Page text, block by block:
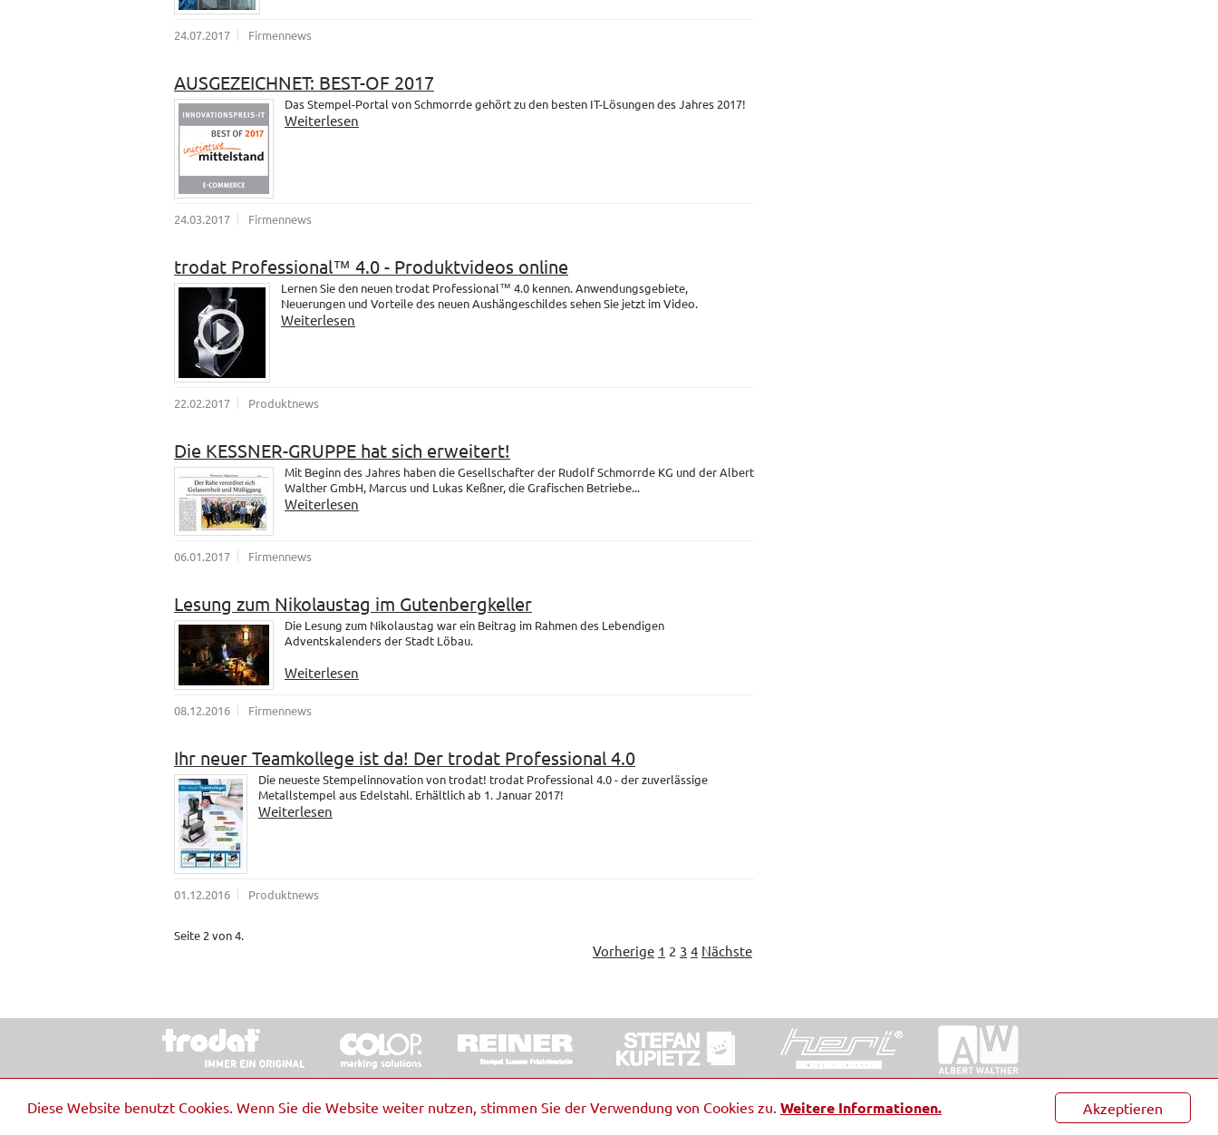
Akzeptieren
Diese Website benutzt Cookies. Wenn Sie die Website weiter nutzen, stimmen Sie der Verwendung von Cookies zu. Weitere Informationen.
24.07.2017 Firmennews
AUSGEZEICHNET: BEST-OF 2017
Das Stempel-Portal von Schmorrde gehört zu den besten IT-Lösungen des Jahres 2017!
Weiterlesen
24.03.2017 Firmennews
trodat Professional™ 4.0 - Produktvideos online
Lernen Sie den neuen trodat Professional™ 4.0 kennen. Anwendungsgebiete,
Neuerungen und Vorteile des neuen Aushängeschildes sehen Sie jetzt im Video.
Weiterlesen
22.02.2017 Produktnews
Die KESSNER-GRUPPE hat sich erweitert!
Mit Beginn des Jahres haben die Gesellschafter der Rudolf Schmorrde KG und der Albert
Walther GmbH, Marcus und Lukas Keßner, die Grafischen Betriebe...
Weiterlesen
06.01.2017 Firmennews
Lesung zum Nikolaustag im Gutenbergkeller
Die Lesung zum Nikolaustag war ein Beitrag im Rahmen des Lebendigen
Adventskalenders der Stadt Löbau.
Weiterlesen
08.12.2016 Firmennews
Ihr neuer Teamkollege ist da! Der trodat Professional 4.0
Die neueste Stempelinnovation von trodat! trodat Professional 4.0 - der zuverlässige
Metallstempel aus Edelstahl. Erhältlich ab 1. Januar 2017!
Weiterlesen
01.12.2016 Produktnews
Seite 2 von 4.
Vorherige 1 2 3 4 Nächste
© 2026 Stempel & Schilder RUDOLF SCHMORRDE GmbH & Co. KG Impressum Barrierefreiheit Kontakt Datenschutz